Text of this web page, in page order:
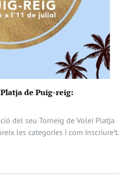
de Puig-reig:
del seu Torneig de Volei Platja
les categories i com inscriure’t.